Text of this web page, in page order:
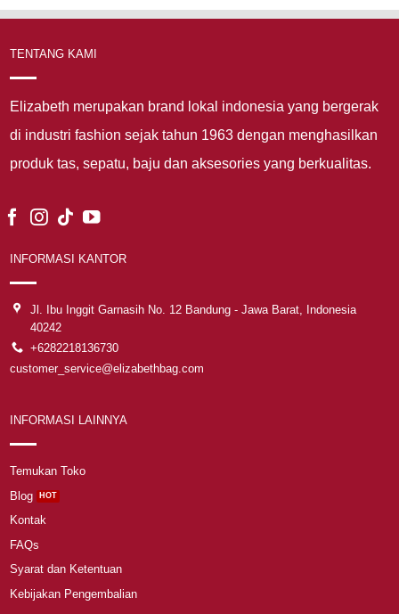
TENTANG KAMI
Elizabeth merupakan brand lokal indonesia yang bergerak
di industri fashion sejak tahun 1963 dengan menghasilkan
produk tas, sepatu, baju dan aksesories yang berkualitas.
INFORMASI KANTOR
Jl. Ibu Inggit Garnasih No. 12 Bandung - Jawa Barat, Indonesia
40242
+6282218136730
customer_service@elizabethbag.com
INFORMASI LAINNYA
Temukan Toko
Blog
Kontak
FAQs
Syarat dan Ketentuan
Kebijakan Pengembalian